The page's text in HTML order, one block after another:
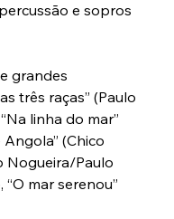
e sopros
grandes
três raças” (Paulo
linha do mar”
(Chico
Nogueira/Paulo
mar serenou”